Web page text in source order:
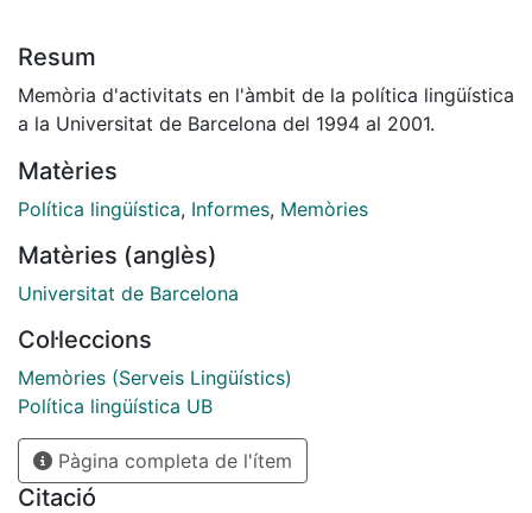
Resum
Memòria d'activitats en l'àmbit de la política lingüística
a la Universitat de Barcelona del 1994 al 2001.
Matèries
Política lingüística, Informes, Memòries
Matèries (anglès)
Universitat de Barcelona
Col·leccions
Memòries (Serveis Lingüístics)
Política lingüística UB
Pàgina completa de l'ítem
Citació